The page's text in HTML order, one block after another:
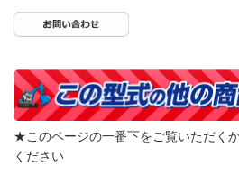
★このページの一番下をご覧いただく
ください